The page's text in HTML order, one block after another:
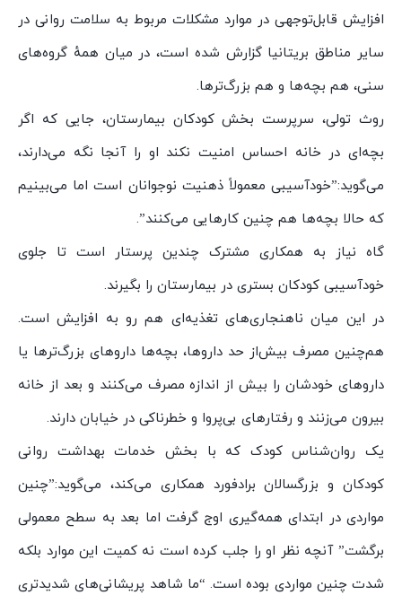
افزایش قابل‌توجهی در موارد مشکلات مربوط به سلامت روانی در
سایر مناطق بریتانیا گزارش شده است، در میان همهٔ گروه‌های
سنی، هم بچه‌ها و هم بزرگ‌تر‌ها.
روث تولی، سرپرست بخش کودکان بیمارستان، جایی که اگر
بچه‌‌ای در خانه احساس امنیت نکند او را آنجا نگه می‌دارند،
می‌گوید:”خود‌آسیبی معمولاً ذهنیت نوجوانان است اما می‌بینیم
که حالا بچه‌ها هم چنین کارهایی می‌کنند”.
گاه نیاز به همکاری مشترک چندین پرستار است تا جلوی
خود‌آسیبی کودکان بستری در بیمارستان را بگیرند.
در این میان ناهنجاری‌های تغذیه‌ای هم رو به افزایش است.
هم‌چنین مصرف بیش‌از حد دارو‌ها، بچه‌ها دارو‌های بزرگ‌تر‌ها یا
دارو‌های خودشان را بیش‌ از اندازه مصرف می‌کنند و بعد از خانه
بیرون می‌زنند و رفتار‌های بی‌پروا و خطرناکی در خیابان دارند.
یک روان‌شناس کودک که با بخش خدمات بهداشت روانی
کودکان و بزرگسالان برادفورد همکاری می‌کند، می‌گوید:”چنین
مواردی در ابتدای همه‌گیری اوج گرفت اما بعد به سطح معمولی
برگشت” آنچه نظر او را جلب کرده است نه کمیت این موارد بلکه
شدت چنین مواردی بوده است. “ما شاهد پریشانی‌های شدید‌تری